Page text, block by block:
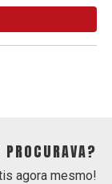
agora mesmo!